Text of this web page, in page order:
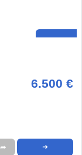
6.500 €
➦ ➜